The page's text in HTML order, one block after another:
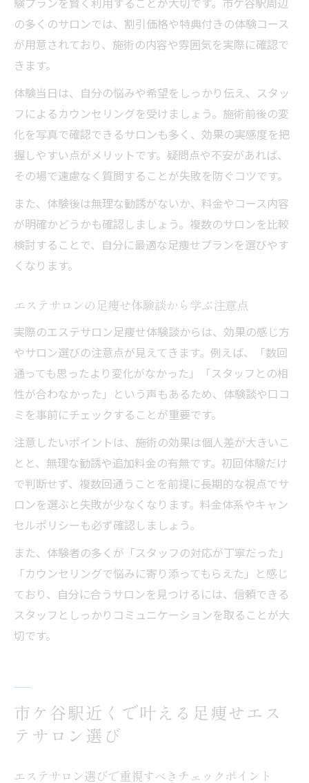
の多くのサロンでは、割引価格や特典付きの体験コース
が用意されており、施術の内容や雰囲気を実際に確認で
きます。
体験当日は、自分の悩みや希望をしっかり伝え、スタッ
フによるカウンセリングを受けましょう。施術前後の変
化を写真で確認できるサロンも多く、効果の実感度を把
握しやすい点がメリットです。疑問点や不安があれば、
その場で遠慮なく質問することが失敗を防ぐコツです。
また、体験後は無理な勧誘がないか、料金やコース内容
が明確かどうかも確認しましょう。複数のサロンを比較
検討することで、自分に最適な足痩せプランを選びやす
くなります。
エステサロンの足痩せ体験談から学ぶ注意点
実際のエステサロン足痩せ体験談からは、効果の感じ方
やサロン選びの注意点が見えてきます。例えば、「数回
通っても思ったより変化がなかった」「スタッフとの相
性が合わなかった」という声もあるため、体験談や口コ
ミを事前にチェックすることが重要です。
注意したいポイントは、施術の効果は個人差が大きいこ
とと、無理な勧誘や追加料金の有無です。初回体験だけ
で判断せず、複数回通うことを前提に長期的な視点でサ
ロンを選ぶと失敗が少なくなります。料金体系やキャン
セルポリシーも必ず確認しましょう。
また、体験者の多くが「スタッフの対応が丁寧だった」
「カウンセリングで悩みに寄り添ってもらえた」と感じ
ており、自分に合うサロンを見つけるには、信頼できる
スタッフとしっかりコミュニケーションを取ることが大
切です。
市ケ谷駅近くで叶える足痩せエス
テサロン選び
エステサロン選びで重視すべきチェックポイント